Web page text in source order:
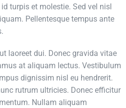
turpis et molestie. Sed vel nisl
Pellentesque tempus ante
laoreet dui. Donec gravida vitae
at aliquam lectus. Vestibulum
dignissim nisl eu hendrerit.
rutrum ultricies. Donec efficitur
Nullam aliquam